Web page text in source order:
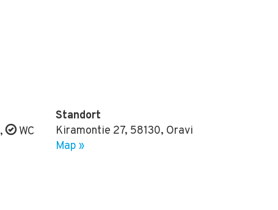
, WC
Standort
Kiramontie 27, 58130, Oravi
Map »